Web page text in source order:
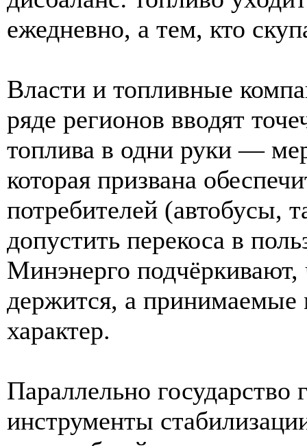
ежедневно, а тем, кто
Власти и топливные
ряде регионов вводят
топлива в одни руки —
которая призвана
потребителей (автобусы,
допустить перекоса в
Минэнерго
держится, а
характер.
Параллельно государство
инструменты